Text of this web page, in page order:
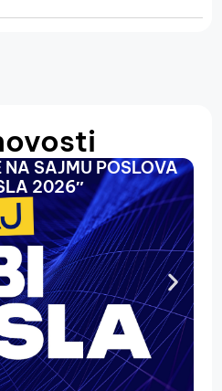
NA SAJMU POSLOVA
2026″